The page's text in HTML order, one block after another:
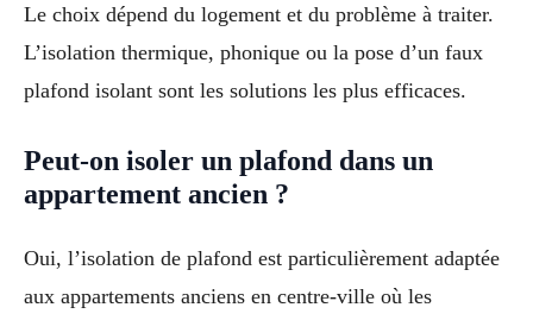
Le choix dépend du logement et du problème à traiter.
L’isolation thermique, phonique ou la pose d’un faux
plafond isolant sont les solutions les plus efficaces.
Peut-on isoler un plafond dans un
appartement ancien ?
Oui, l’isolation de plafond est particulièrement adaptée
aux appartements anciens en centre-ville où les